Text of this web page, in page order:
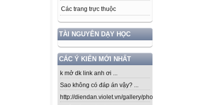
Các trang trực thuộc
TÀI NGUYÊN DẠY HỌC
CÁC Ý KIẾN MỚI NHẤT
k mở dk link anh ơi ...
Sao không có đáp án vậy? ...
http://diendan.violet.vn/gallery/photos/302...